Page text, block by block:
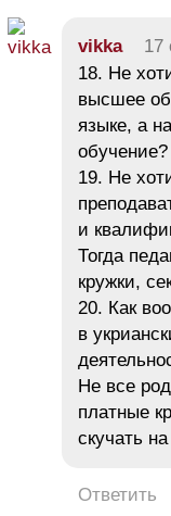
vikka 17
18. Не
высшее
языке, а
обучение?
19. Не
и
Тогда
кружки,
20. Как
в
Не все
платные
скучать
Ответить